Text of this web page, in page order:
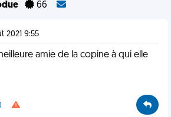
66
2021 9:55
amie de la copine à qui elle